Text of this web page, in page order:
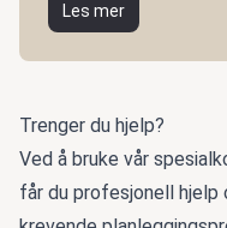
Les mer
Trenger du hjelp?
Ved å bruke vår
får du profesjonell